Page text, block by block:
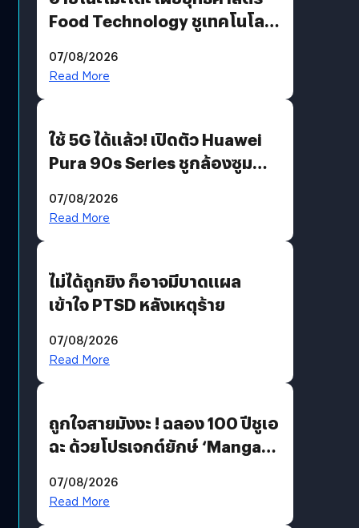
Food Technology ชูเทคโนโลยี
บริโภคและ B2B
07/08/2026
Read More
ใช้ 5G ได้แล้ว! เปิดตัว Huawei
Pura 90s Series ชูกล้องซูม
07/08/2026
Read More
ไม่ได้ถูกยิง ก็อาจมีบาดแผล
เข้าใจ PTSD หลังเหตุร้าย
07/08/2026
Read More
ถูกใจสายมังงะ ! ฉลอง 100 ปีชูเอ
ฉะ ด้วยโปรเจกต์ยักษ์ ‘Manga
มีภาษาไทยด้วย
07/08/2026
Read More